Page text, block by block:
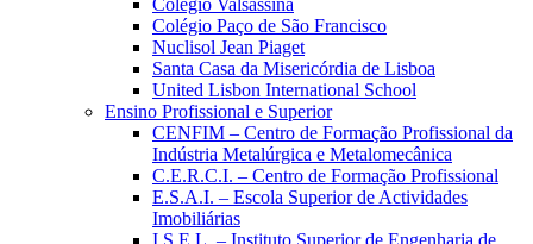
Colégio Valsassina
Colégio Paço de São Francisco
Nuclisol Jean Piaget
Santa Casa da Misericórdia de Lisboa
United Lisbon International School
Ensino Profissional e Superior
CENFIM – Centro de Formação Profissional da
Indústria Metalúrgica e Metalomecânica
C.E.R.C.I. – Centro de Formação Profissional
E.S.A.I. – Escola Superior de Actividades
Imobiliárias
I.S.E.L. – Instituto Superior de Engenharia de